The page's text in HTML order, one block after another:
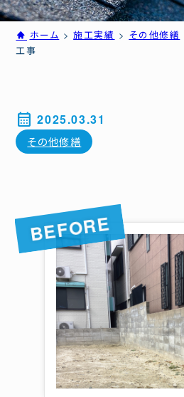
ホーム >施工実績 > その他修繕
工事
calendar_month 2025.03.31
その他修繕